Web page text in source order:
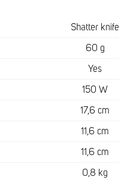
Shatter knife
60 g
Yes
150 W
17,6 cm
11,6 cm
11,6 cm
0,8 kg